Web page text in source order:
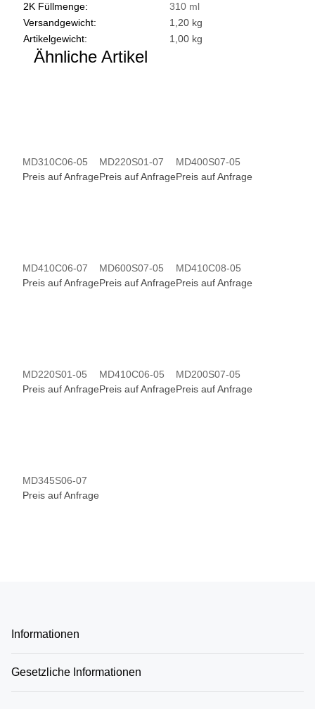
2K Füllmenge:
310 ml
Versandgewicht:
1,20 kg
Artikelgewicht:
1,00 kg
Ähnliche Artikel
MD310C06-05
Preis auf Anfrage
MD220S01-07
Preis auf Anfrage
MD400S07-05
Preis auf Anfrage
MD410C06-07
Preis auf Anfrage
MD600S07-05
Preis auf Anfrage
MD410C08-05
Preis auf Anfrage
MD220S01-05
Preis auf Anfrage
MD410C06-05
Preis auf Anfrage
MD200S07-05
Preis auf Anfrage
MD345S06-07
Preis auf Anfrage
Informationen
Gesetzliche Informationen